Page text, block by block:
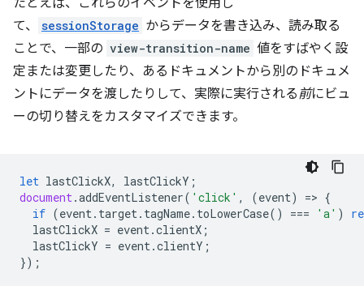
たとえば、これらのイベントを使用し
て、
sessionStorage からデータを書き込み、読み取る
ことで、一部の view-transition-name 値をすばやく設
定または変更したり、あるドキュメントから別のドキュメ
ントにデータを渡したりして、実際に実行される前にビュ
ーの切り替えをカスタマイズできます。
let lastClickX, lastClickY ;
document.addEventListener( 'click' , (event) => {
if (event. target. tagName. toLowerCase() === 'a' )
lastClickX = event.clientX ;
lastClickY = event.clientY ;
});